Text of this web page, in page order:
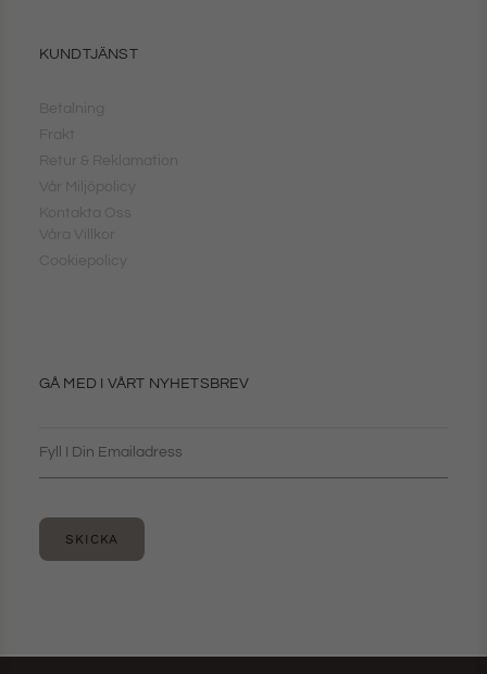
KUNDTJÄNST
Betalning
Frakt
Retur & Reklamation
Vår Miljöpolicy
Kontakta Oss
Våra Villkor
Cookiepolicy
GÅ MED I VÅRT NYHETSBREV
SKICKA